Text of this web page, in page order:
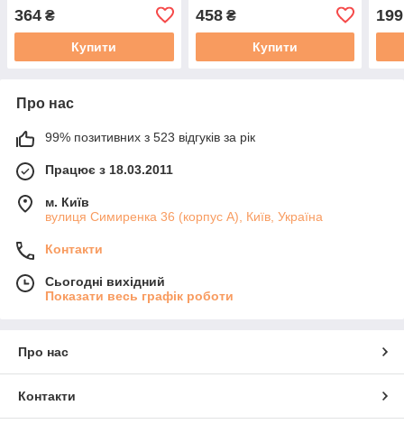
364 ₴
Купити
458₴
Купити
199
Про нас
99% позитивних з 523 відгуків за рік
Працює з 18.03.2011
м. Київ
вулиця Симиренка 36 (корпус А), Київ, Україна
Контакти
Сьогодні вихідний
Показати весь графік роботи
Про нас
Контакти